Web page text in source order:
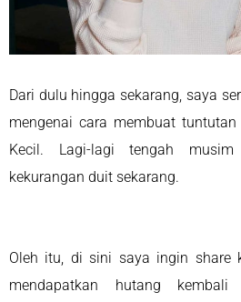
Dari dulu hingga sekarang, saya
mengenai cara membuat
Kecil. Lagi-lagi tengah
kekurangan duit sekarang.
Oleh itu, di sini saya ingin share
mendapatkan hutang